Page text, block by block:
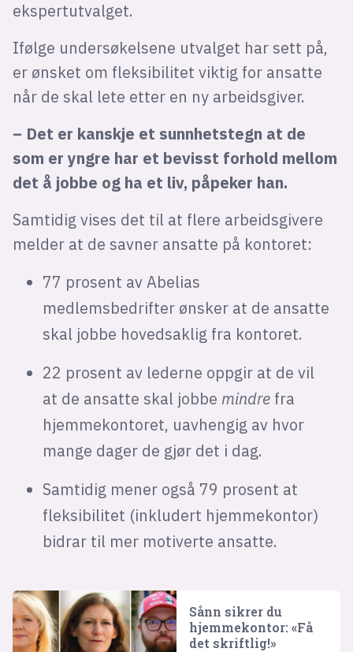
ekspertutvalget.
Ifølge undersøkelsene utvalget har sett på,
er ønsket om fleksibilitet viktig for ansatte
når de skal lete etter en ny arbeidsgiver.
– Det er kanskje et sunnhetstegn at de
som er yngre har et bevisst forhold mellom
det å jobbe og ha et liv, påpeker han.
Samtidig vises det til at flere arbeidsgivere
melder at de savner ansatte på kontoret:
77 prosent av Abelias
medlemsbedrifter ønsker at de ansatte
skal jobbe hovedsaklig fra kontoret.
22 prosent av lederne oppgir at de vil
at de ansatte skal jobbe mindrefra
hjemmekontoret, uavhengig av hvor
mange dager de gjør det i dag.
Samtidig mener også 79 prosent at
fleksibilitet (inkludert hjemmekontor)
bidrar til mer motiverte ansatte.
Sånn sikrer du
hjemmekontor: «Få
det skriftlig!»